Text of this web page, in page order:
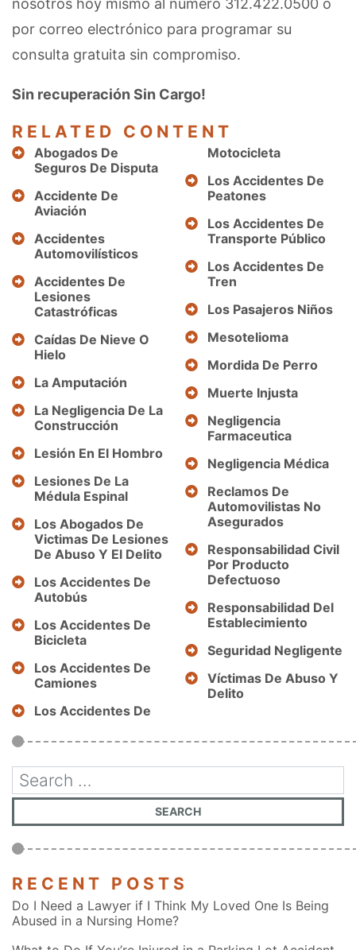
nosotros hoy mismo al número 312.422.0500 o
por correo electrónico para programar su
consulta gratuita sin compromiso.
Sin recuperación Sin Cargo!
RELATED CONTENT
Abogados De
Seguros De Disputa
Accidente De
Aviación
Accidentes
Automovilísticos
Accidentes De
Lesiones
Catastróficas
Caídas De Nieve O
Hielo
La Amputación
La Negligencia De La
Construcción
Lesión En El Hombro
Lesiones De La
Médula Espinal
Los Abogados De
Victimas De Lesiones
De Abuso Y El Delito
Los Accidentes De
Autobús
Los Accidentes De
Bicicleta
Los Accidentes De
Camiones
Los Accidentes De
Motocicleta
Los Accidentes De
Peatones
Los Accidentes De
Transporte Público
Los Accidentes De
Tren
Los Pasajeros Niños
Mesotelioma
Mordida De Perro
Muerte Injusta
Negligencia
Farmaceutica
Negligencia Médica
Reclamos De
Automovilistas No
Asegurados
Responsabilidad Civil
Por Producto
Defectuoso
Responsabilidad Del
Establecimiento
Seguridad Negligente
Víctimas De Abuso Y
Delito
RECENT POSTS
Do I Need a Lawyer if I Think My Loved One Is Being
Abused in a Nursing Home?